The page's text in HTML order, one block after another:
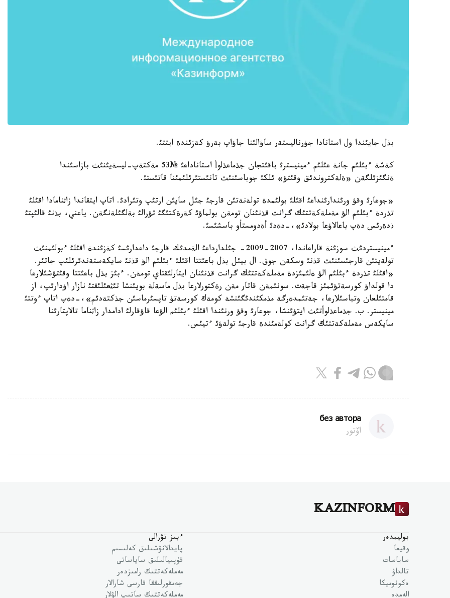
بذل جايئندا ول استانادا جؤرناليستةر ساؤالئنا جاؤاپ بةرؤ كةزئندة ايتتئ.
كةشة ءبئلئم جانة عئلئم ءمينيسترئ باقئتجان جذماعذلوأ استاناداعئ №53 مةكتةپ-ليسةيئنئث بازاسئندا
ةنگئزئلگةن «ةلةكتروندئق وقئتؤ» ئلكئ جوباسئنئث تانئستئرئلئمئنا قاتئستئ.
«جوعارئ وقؤ ورئندارئنداعئ اقئلئ بولئمدة تولةنةتئن قارجئ جئل سايئن ارتئپ وتئرادئ. اتاپ ايتقاندا زاثنامادا اقئلئ
تذردة ءبئلئم الؤ مةملةكةتتئك گرانت قذنئنان تومةن بولماؤئ كةرةكتئگئ تؤرالئ بةلگئلةنگةن. ياعني، بذنئ قالئپتئ
ذدةرئس دةپ باعالاؤعا بولادئ»،-دةدئ أةدومستأو باسشئسئ.
ءمينيستردئث سوزئنة قاراعاندا، 2007-2009- جئلدارداعئ الةمدئك قارجئ داعدارئسئ كةزئندة اقئلئ ءبولئمنئث
تولةيتئن قارجئسئنئث قذنئ وسكةن جوق. ال بيئل بذل باعئتتا اقئلئ ءبئلئم الؤ قذنئ سايكةستةندئرئلئپ جاتئر.
«اقئلئ تذردة ءبئلئم الؤ ةلئمئزدة مةملةكةتتئك گرانت قذنئنان ايتارلئقتاي تومةن. ءبئز بذل باعئتتا وقئتؤشئلارعا
دا قولداؤ كورسةتؤئمئز قاجةت. سونئمةن قاتار مةن رةكتورلارعا بذل ماسةلة بويئنشا تئثعئلئقتئ نازار اؤدارئپ، از
قامتئلعان وتباسئلارعا، جةتئمدةرگة مذمكئندئگئنشة كومةك كورسةتؤ تاپسئرماسئن جذكتةدئم»،-دةپ اتاپ ءوتتئ
مينيستر. ب. جذماعذلوأتئث ايتؤئنشا، جوعارئ وقؤ ورنئندا اقئلئ ءبئلئم الؤعا قاؤقارلئ ادامدار زاثناما تالاپتارئنا
سايكةس مةملةكةتتئك گرانت كولةمئندة قارجئ تولةؤئ ءتيئس.
без автора
اۆتور
KAZINFORM
بوليمدەر
وقيعا
ساياسات
تالداۋ
ەكونوميكا
ءبىز تۋرالى
پايدالانۋشىلىق كەلىسىم
قۇپىيالىلىق ساياساتى
مەملەكەتتىك رامىزدەر
جەمقورلىققا قارسى شارالار